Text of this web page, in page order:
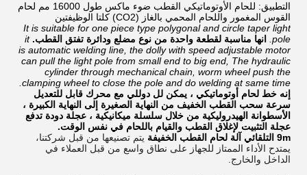
التطبيق: للحام الأوتوماتيكي القطب ضوء ماكس طول 16000 مم لحام
القوس المغمور واللحام المحمي بالغاز (CO2) كلتا الوظيفتين
It is suitable for one piece type polygonal and circle taper light
pole.
انها مناسبة لقطعة واحدة من نوع مضلع ودائرة تفتق القطب. it
is automatic welding line, the dolly with speed adjustable motor
can pull the light pole from small end to big end, The hydraulic
cylinder through mechanical chain, worm wheel push the
clamping wheel to close the pole and do welding at same time.
إنه خط لحام أوتوماتيكي ، يمكن لل دوللي مع محرك قابل للتعديل
سرعة سحب القطب الخفيف من النهاية الصغيرة إلى النهاية الكبيرة ،
الأسطوانة الهيدروليكية من خلال سلسلة ميكانيكية ، عجلة دودة تدفع
عجلة التثبيت لإغلاق القطب والقيام باللحام في نفس الوقت.
9m التلقائي آلة لحام القطب الخفيفة
يتم تصنيعها من قبل شركتنا،
يمتدح الأداء الممتاز للجهاز على نطاق واسع من قبل العملاء في
الداخل والخارج.